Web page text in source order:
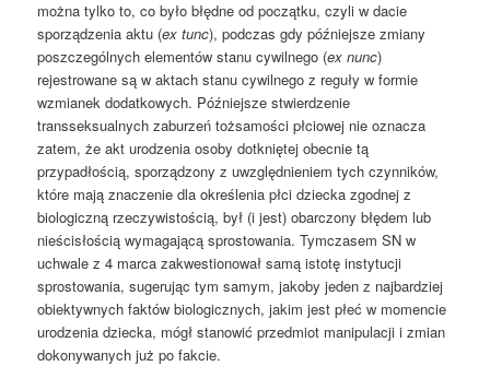
można tylko to, co było błędne od początku, czyli w dacie
sporządzenia aktu (ex tunc), podczas gdy późniejsze zmiany
poszczególnych elementów stanu cywilnego (ex nunc)
rejestrowane są w aktach stanu cywilnego z reguły w formie
wzmianek dodatkowych. Późniejsze stwierdzenie
transseksualnych zaburzeń tożsamości płciowej nie oznacza
zatem, że akt urodzenia osoby dotkniętej obecnie tą
przypadłością, sporządzony z uwzględnieniem tych czynników,
które mają znaczenie dla określenia płci dziecka zgodnej z
biologiczną rzeczywistością, był (i jest) obarczony błędem lub
nieścisłością wymagającą sprostowania. Tymczasem SN w
uchwale z 4 marca zakwestionował samą istotę instytucji
sprostowania, sugerując tym samym, jakoby jeden z najbardziej
obiektywnych faktów biologicznych, jakim jest płeć w momencie
urodzenia dziecka, mógł stanowić przedmiot manipulacji i zmian
dokonywanych już po fakcie.